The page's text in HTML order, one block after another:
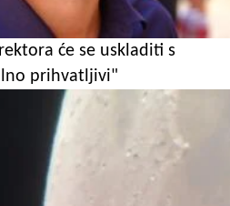
će se uskladiti s
prihvatljivi"